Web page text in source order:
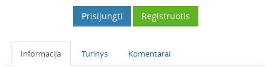
Prisijungti Registruotis
Informacija Turinys Komentarai